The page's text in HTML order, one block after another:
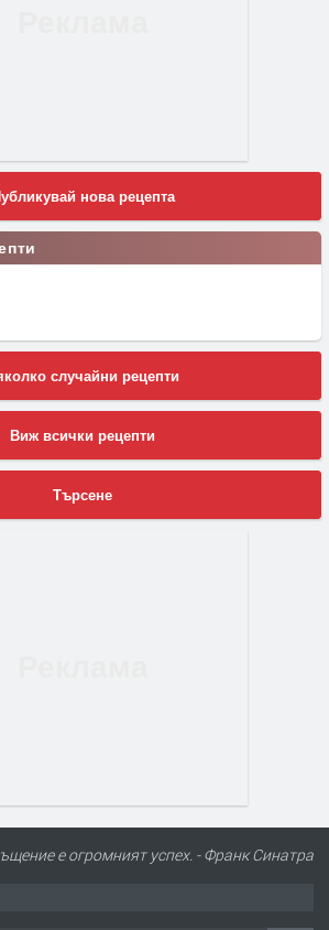
нова рецепта
случайни рецепти
Виж всички рецепти
Търсене
е огромният успех. - Франк Синатра